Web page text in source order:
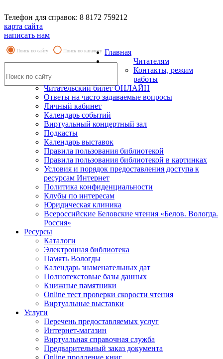
Телефон для справок: 8 8172 759212
карта сайта
написать нам
Поиск по сайту Поиск по каталогу Главная
Читателям
Контакты, режим
работы
Читательский билет ОНЛАЙН
Ответы на часто задаваемые вопросы
Личный кабинет
Календарь событий
Виртуальный концертный зал
Подкасты
Календарь выставок
Правила пользования библиотекой
Правила пользования библиотекой в картинках
Условия и порядок предоставления доступа к
ресурсам Интернет
Политика конфиденциальности
Клубы по интересам
Юридическая клиника
Всероссийские Беловские чтения «Белов. Вологда.
Россия»
Ресурсы
Каталоги
Электронная библиотека
Память Вологды
Календарь знаменательных дат
Полнотекстовые базы данных
Книжные памятники
Online тест проверки скорости чтения
Виртуальные выставки
Услуги
Перечень предоставляемых услуг
Интернет-магазин
Виртуальная справочная служба
Предварительный заказ документа
Online продление книг